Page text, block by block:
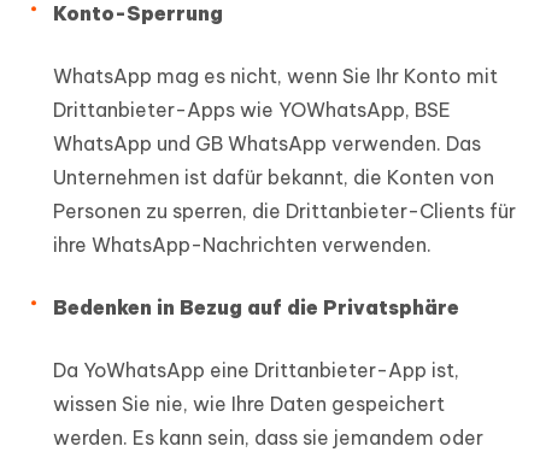
Konto-Sperrung
WhatsApp mag es nicht, wenn Sie Ihr Konto mit
Drittanbieter-Apps wie YOWhatsApp, BSE
WhatsApp und GB WhatsApp verwenden. Das
Unternehmen ist dafür bekannt, die Konten von
Personen zu sperren, die Drittanbieter-Clients für
ihre WhatsApp-Nachrichten verwenden.
Bedenken in Bezug auf die Privatsphäre
Da YoWhatsApp eine Drittanbieter-App ist,
wissen Sie nie, wie Ihre Daten gespeichert
werden. Es kann sein, dass sie jemandem oder